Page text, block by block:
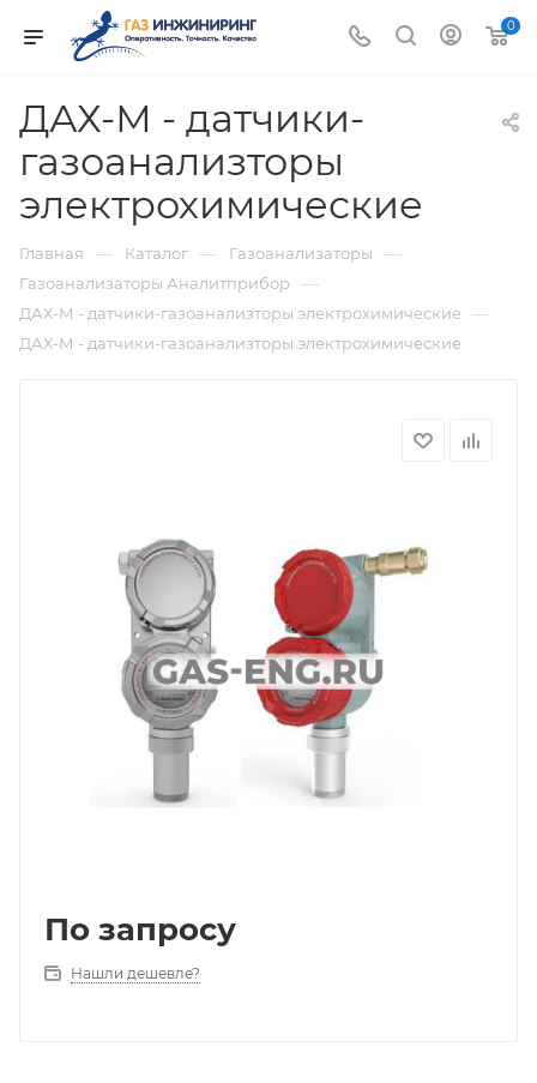
0
ДАХ-М - датчики-
газоанализторы
электрохимические
Главная — Каталог — Газоанализаторы —
Газоанализаторы Аналитприбор —
ДАХ-М - датчики-газоанализторы электрохимические —
ДАХ-М - датчики-газоанализторы электрохимические
По запросу
Нашли дешевле?